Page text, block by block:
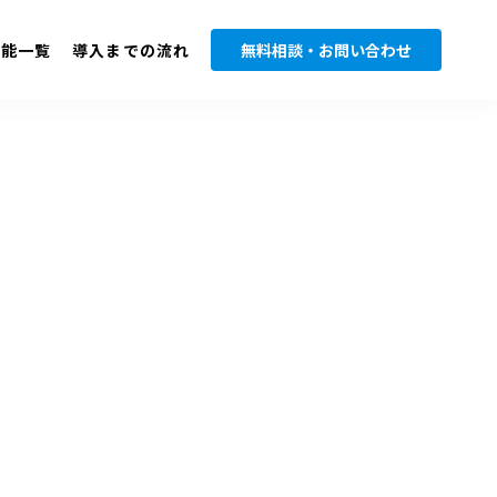
一覧 導入までの流れ 無料相談・お問い合わせ